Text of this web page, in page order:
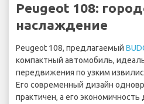
Peugeot 108:
наслаждение
Peugeot 108, предлагаемый
компактный автомобиль,
передвижения по узким
Его современный дизайн
практичен, а его